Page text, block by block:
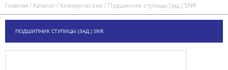
Главная/ Каталог/ Коммерческие / Подшипник ступицы (зад.) SNR
ПОДШИПНИК СТУПИЦЫ (ЗАД.) SNR